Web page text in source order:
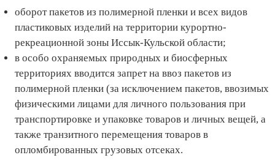
оборот пакетов из полимерной пленки и всех видов
пластиковых изделий на территории курортно-
рекреационной зоны Иссык-Кульской области;
в особо охраняемых природных и биосферных
территориях вводится запрет на ввоз пакетов из
полимерной пленки (за исключением пакетов, ввозимых
физическими лицами для личного пользования при
транспортировке и упаковке товаров и личных вещей, а
также транзитного перемещения товаров в
опломбированных грузовых отсеках.